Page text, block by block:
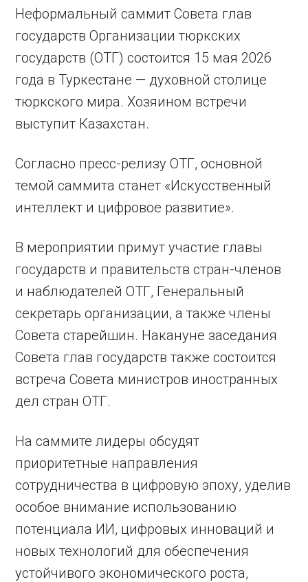
Неформальный саммит Совета глав
государств Организации тюркских
государств (ОТГ) состоится 15 мая 2026
года в Туркестане — духовной столице
тюркского мира. Хозяином встречи
выступит Казахстан.
Согласно пресс-релизу ОТГ, основной
темой саммита станет «Искусственный
интеллект и цифровое развитие».
В мероприятии примут участие главы
государств и правительств стран-членов
и наблюдателей ОТГ, Генеральный
секретарь организации, а также члены
Совета старейшин. Накануне заседания
Совета глав государств также состоится
встреча Совета министров иностранных
дел стран ОТГ.
На саммите лидеры обсудят
приоритетные направления
сотрудничества в цифровую эпоху, уделив
особое внимание использованию
потенциала ИИ, цифровых инноваций и
новых технологий для обеспечения
устойчивого экономического роста,